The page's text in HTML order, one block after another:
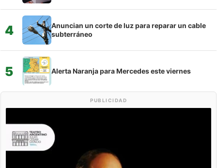
4
Anuncian un corte de luz para reparar un cable
subterráneo
5 Alerta Naranja para Mercedes este viernes
PUBLICIDAD